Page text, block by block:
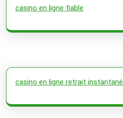
casino en ligne fiable
casino en ligne retrait instantané